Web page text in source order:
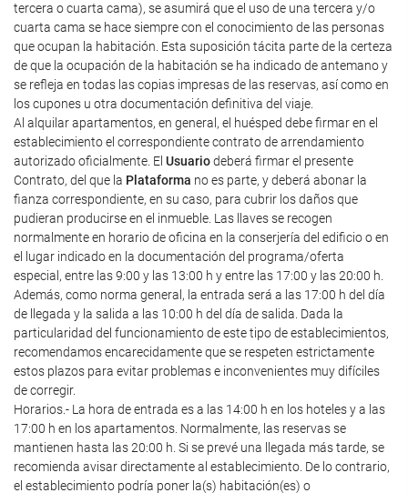
tercera o cuarta cama), se asumirá que el uso de una tercera y/o
cuarta cama se hace siempre con el conocimiento de las personas
que ocupan la habitación. Esta suposición tácita parte de la certeza
de que la ocupación de la habitación se ha indicado de antemano y
se refleja en todas las copias impresas de las reservas, así como en
los cupones u otra documentación definitiva del viaje.
Al alquilar apartamentos, en general, el huésped debe firmar en el
establecimiento el correspondiente contrato de arrendamiento
autorizado oficialmente. El Usuariodeberá firmar el presente
Contrato, del que la Plataforma no es parte, y deberá abonar la
fianza correspondiente, en su caso, para cubrir los daños que
pudieran producirse en el inmueble. Las llaves se recogen
normalmente en horario de oficina en la conserjería del edificio o en
el lugar indicado en la documentación del programa/oferta
especial, entre las 9:00 y las 13:00 h y entre las 17:00 y las 20:00 h.
Además, como norma general, la entrada será a las 17:00 h del día
de llegada y la salida a las 10:00 h del día de salida. Dada la
particularidad del funcionamiento de este tipo de establecimientos,
recomendamos encarecidamente que se respeten estrictamente
estos plazos para evitar problemas e inconvenientes muy difíciles
de corregir.
Horarios.- La hora de entrada es a las 14:00 h en los hoteles y a las
17:00 h en los apartamentos. Normalmente, las reservas se
mantienen hasta las 20:00 h. Si se prevé una llegada más tarde, se
recomienda avisar directamente al establecimiento. De lo contrario,
el establecimiento podría poner la(s) habitación(es) o